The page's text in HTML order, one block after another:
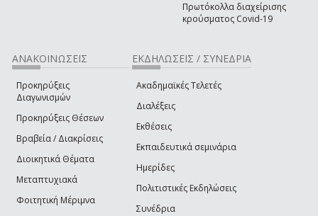
Πρωτόκολλα διαχείρισης
κρούσματος Covid-19
ΑΝΑΚΟΙΝΩΣΕΙΣ
Προκηρύξεις
Διαγωνισμών
Προκηρύξεις Θέσεων
Βραβεία / Διακρίσεις
Διοικητικά Θέματα
Μεταπτυχιακά
Φοιτητική Μέριμνα
ΕΚΔΗΛΩΣΕΙΣ / ΣΥΝΕΔΡΙΑ
Ακαδημαϊκές Τελετές
Διαλέξεις
Εκθέσεις
Εκπαιδευτικά σεμινάρια
Ημερίδες
Πολιτιστικές Εκδηλώσεις
Συνέδρια